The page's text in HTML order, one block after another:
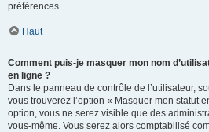
préférences.
Haut
Comment puis-je masquer mon nom
en ligne ?
Dans le panneau de contrôle de l’utilisateur,
vous trouverez l’option « Masquer mon statut
option, vous ne serez visible que des
vous-même. Vous serez alors comptabilisé